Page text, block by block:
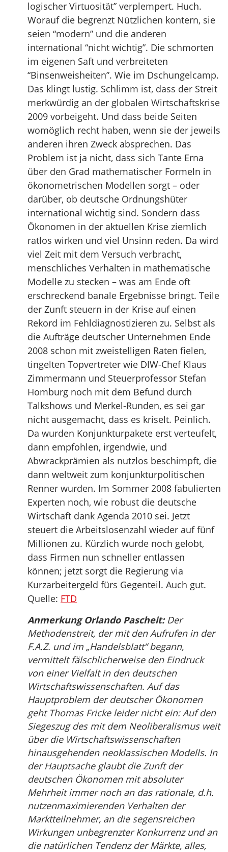
logischer Virtuosität” verplempert. Huch.
Worauf die begrenzt Nützlichen kontern, sie
seien “modern” und die anderen
international “nicht wichtig”. Die schmorten
im eigenen Saft und verbreiteten
“Binsenweisheiten”. Wie im Dschungelcamp.
Das klingt lustig. Schlimm ist, dass der Streit
merkwürdig an der globalen Wirtschaftskrise
2009 vorbeigeht. Und dass beide Seiten
womöglich recht haben, wenn sie der jeweils
anderen ihren Zweck absprechen. Das
Problem ist ja nicht, dass sich Tante Erna
über den Grad mathematischer Formeln in
ökonometrischen Modellen sorgt – oder
darüber, ob deutsche Ordnungshüter
international wichtig sind. Sondern dass
Ökonomen in der aktuellen Krise ziemlich
ratlos wirken und viel Unsinn reden. Da wird
viel Zeit mit dem Versuch verbracht,
menschliches Verhalten in mathematische
Modelle zu stecken – was am Ende oft
erschreckend banale Ergebnisse bringt. Teile
der Zunft steuern in der Krise auf einen
Rekord im Fehldiagnostizieren zu. Selbst als
die Aufträge deutscher Unternehmen Ende
2008 schon mit zweistelligen Raten fielen,
tingelten Topvertreter wie DIW-Chef Klaus
Zimmermann und Steuerprofessor Stefan
Homburg noch mit dem Befund durch
Talkshows und Merkel-Runden, es sei gar
nicht ausgemacht, dass es kriselt. Peinlich.
Da wurden Konjunkturpakete erst verteufelt,
dann empfohlen, irgendwie, und
Abwrackprämien als nutzlos beschimpft, die
dann weltweit zum konjunkturpolitischen
Renner wurden. Im Sommer 2008 fabulierten
Experten noch, wie robust die deutsche
Wirtschaft dank Agenda 2010 sei. Jetzt
steuert die Arbeitslosenzahl wieder auf fünf
Millionen zu. Kürzlich wurde noch gelobt,
dass Firmen nun schneller entlassen
können; jetzt sorgt die Regierung via
Kurzarbeitergeld fürs Gegenteil. Auch gut.
Quelle: FTD
Anmerkung Orlando Pascheit:Der
Methodenstreit, der mit den Aufrufen in der
F.A.Z. und im „Handelsblatt“ begann,
vermittelt fälschlicherweise den Eindruck
von einer Vielfalt in den deutschen
Wirtschaftswissenschaften. Auf das
Hauptproblem der deutscher Ökonomen
geht Thomas Fricke leider nicht ein: Auf den
Siegeszug des mit dem Neoliberalismus weit
über die Wirtschaftswissenschaften
hinausgehenden neoklassischen Modells. In
der Hauptsache glaubt die Zunft der
deutschen Ökonomen mit absoluter
Mehrheit immer noch an das rationale, d.h.
nutzenmaximierenden Verhalten der
Marktteilnehmer, an die segensreichen
Wirkungen unbegrenzter Konkurrenz und an
die natürlichen Tendenz der Märkte, alles,